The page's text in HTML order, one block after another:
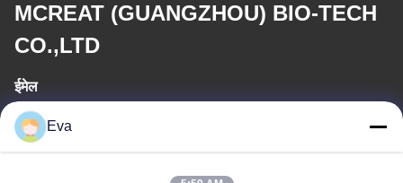
MCREAT (GUANGZHOU) BIO-TECH
CO.,LTD
ईमेल
irina@mcreatmedical.com
Eva